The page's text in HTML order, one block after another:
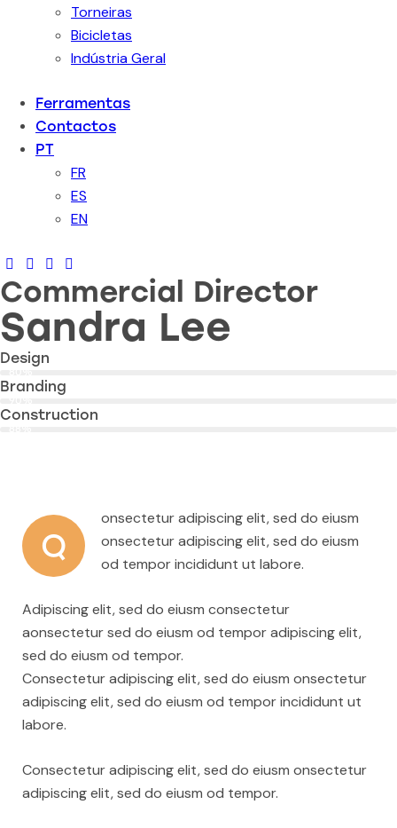
Torneiras
Bicicletas
Indústria Geral
Ferramentas
Contactos
PT
FR
ES
EN
Commercial Director
Sandra Lee
Design
Branding
Construction
Q
onsectetur adipiscing elit, sed do eiusm
onsectetur adipiscing elit, sed do eiusm
od tempor incididunt ut labore.
Adipiscing elit, sed do eiusm consectetur
aonsectetur sed do eiusm od tempor adipiscing elit,
sed do eiusm od tempor.
Consectetur adipiscing elit, sed do eiusm onsectetur
adipiscing elit, sed do eiusm od tempor incididunt ut
labore.
Consectetur adipiscing elit, sed do eiusm onsectetur
adipiscing elit, sed do eiusm od tempor.